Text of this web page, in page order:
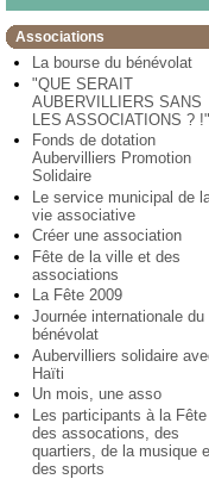
Associations
La bourse du bénévolat
"QUE SERAIT
AUBERVILLIERS SANS
LES ASSOCIATIONS ? !"
Fonds de dotation
Aubervilliers Promotion
Solidaire
Le service municipal de
vie associative
Créer une association
Fête de la ville et des
associations
La Fête 2009
Journée internationale du
bénévolat
Aubervilliers solidaire
Haïti
Un mois, une asso
Les participants à la Fête
des assocations, des
quartiers, de la musique
des sports